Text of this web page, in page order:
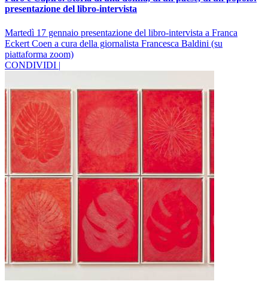
presentazione del libro-intervista
Martedì 17 gennaio presentazione del libro-intervista a Franca
Eckert Coen a cura della giornalista Francesca Baldini (su
piattaforma zoom)
CONDIVIDI |